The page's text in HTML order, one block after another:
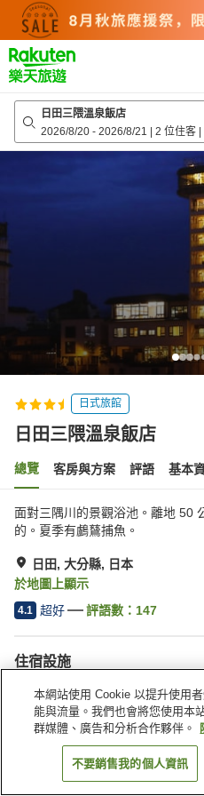
top
page
日田三隈溫泉飯店
2026/8/20 - 2026/8/21 | 2 位住客 |
日式旅館
日田三隈溫泉飯店
總覽 客房與方案 評語 基本
面對三隅川的景觀浴池。離地 50
的。夏季有鸕鶿捕魚。
日田, 大分縣, 日本
於地圖上顯示
4.1 超好 評語數： 147
住宿設施
停車場
休息室
找客
本網站使用 Cookie 以提升使用
能與流量。我們也會將您使用本
群媒體、廣告和分析合作夥伴。
不要銷售我的個人資訊